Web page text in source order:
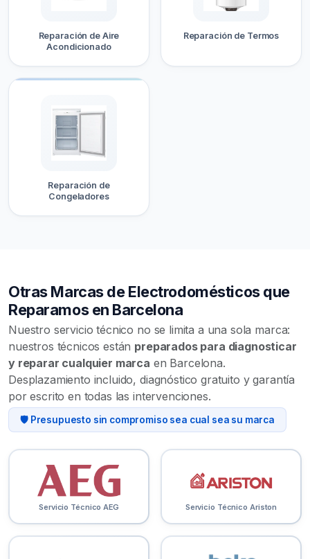
Reparación de Aire
Acondicionado
Reparación de Termos
Reparación de
Congeladores
Otras Marcas de Electrodomésticos que
Reparamos en Barcelona
Nuestro servicio técnico no se limita a una sola marca:
nuestros técnicos están preparados para diagnosticar
y reparar cualquier marca en Barcelona.
Desplazamiento incluido, diagnóstico gratuito y garantía
por escrito en todas las intervenciones.
🛡️ Presupuesto sin compromiso sea cual sea su marca
Servicio Técnico AEG Servicio Técnico Ariston